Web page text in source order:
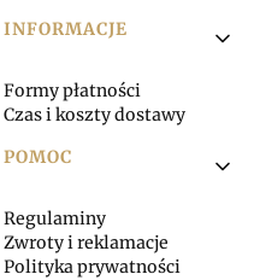
INFORMACJE
Formy płatności
Czas i koszty dostawy
POMOC
Regulaminy
Zwroty i reklamacje
Polityka prywatności